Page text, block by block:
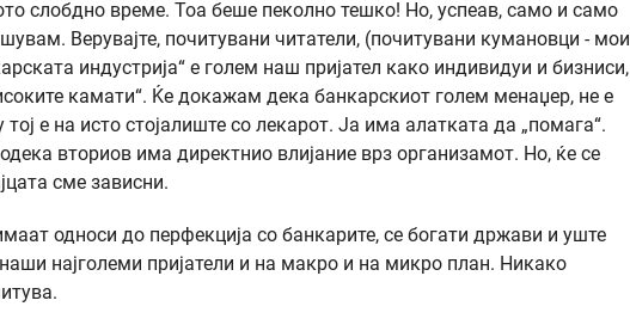
слобдно време. Тоа беше пеколно тешко! Но, успеав, само и само
Верувајте, почитувани читатели, (почитувани кумановци - мои
индустрија“ е голем наш пријател како индивидуи и бизниси,
камати“. Ќе докажам дека банкарскиот голем менаџер, не е
тој е на исто стојалиште со лекарот. Ја има алатката да „помага“.
вториов има директнио влијание врз организамот. Но, ќе се
сме зависни.
односи до перфекција со банкарите, се богати држави и уште
најголеми пријатели и на макро и на микро план. Никако